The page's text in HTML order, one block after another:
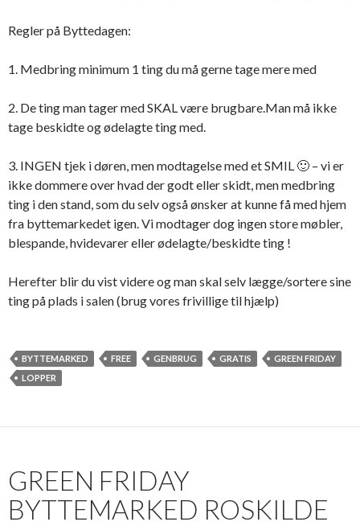
Regler på Byttedagen:
1. Medbring minimum 1 ting du må gerne tage mere med
2. De ting man tager med SKAL være brugbare.Man må ikke
tage beskidte og ødelagte ting med.
3. INGEN tjek i døren, men modtagelse med et SMIL 🙂 – vi er
ikke dommere over hvad der godt eller skidt, men medbring
ting i den stand, som du selv også ønsker at kunne få med hjem
fra byttemarkedet igen. Vi modtager dog ingen store møbler,
blespande, hvidevarer eller ødelagte/beskidte ting !
Herefter blir du vist videre og man skal selv lægge/sortere sine
ting på plads i salen (brug vores frivillige til hjælp)
BYTTEMARKED FREE GENBRUG GRATIS
GREEN FRIDAY
LOPPER
GREEN FRIDAY
BYTTEMARKED ROSKILDE